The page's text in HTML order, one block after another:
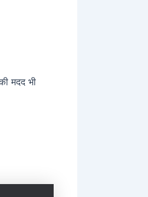
मदद भी